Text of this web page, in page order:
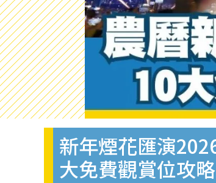
新年煙花匯演
大免費觀賞位攻略